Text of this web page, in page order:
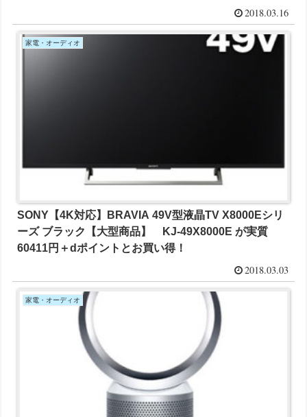
2018.03.16
家電・オーディオ
SONY【4K対応】BRAVIA 49V型液晶TV X8000Eシリ
ーズ ブラック【大型商品】 KJ-49X8000E が実質
60411円＋dポイントとお買い得！
2018.03.03
家電・オーディオ